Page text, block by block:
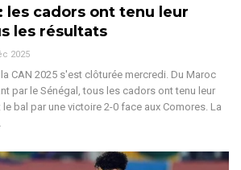
: les cadors ont tenu leur
les résultats
2025
CAN 2025 s'est clôturée mercredi. Du Maroc
par le Sénégal, tous les cadors ont tenu leur
bal par une victoire 2-0 face aux Comores. La